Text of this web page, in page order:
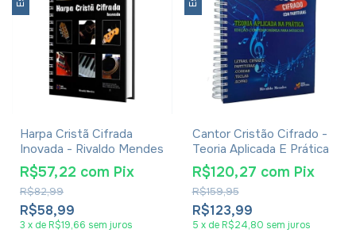
Harpa Cristã Cifrada
Inovada - Rivaldo Mendes
R$58,99
R$82,99
R$57,22 com Pix
3 x de R$19,66 sem juros
Cantor Cristão Cifrado -
Teoria Aplicada E Prática
R$123,99
R$159,95
R$120,27 com Pix
5 x de R$24,80 sem juros